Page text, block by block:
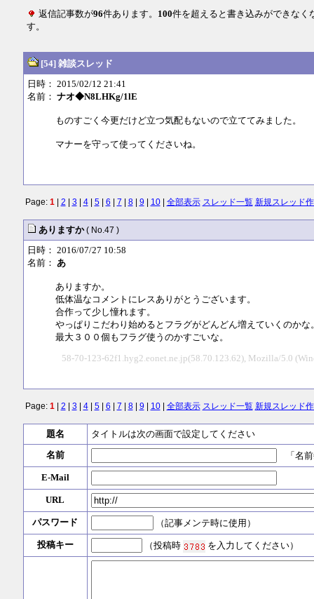
返信記事数が96件あります。 100件を超えると書き込みができなく
す。
[54] 雑談スレッド
日時： 2015/02/12 21:41
名前： ナオ◆N8LHKg/1lE
ものすごく今更だけど立つ気配もないので立ててみました。
マナーを守って使ってくださいね。
Page: 1| 2 3 4| 5| 6 7 8| 9 10| 全部表示 スレッド一覧 新規スレッド
ありますか ( No.47 )
日時： 2016/07/27 10:58
名前： あ
ありますか。
低体温なコメントにレスありがとうございます。
合作って少し憧れます。
やっぱりこだわり始めるとフラグがどんどん増えていくのかな
最大３００個もフラグ使うのかすごいな。
58-70-123-62f1.hyg2.eonet.ne.jp(58.70.123.62), Mozilla/5.0
Page: 1| 2 3 4| 5| 6 7 8| 9 10| 全部表示 スレッド一覧 新規スレッド
題名
タイトルは次の画面で設定してください
名前
「名前
E-Mail
URL
パスワード （記事メンテ時に使用）
投稿キー （投稿時 を入力してください）